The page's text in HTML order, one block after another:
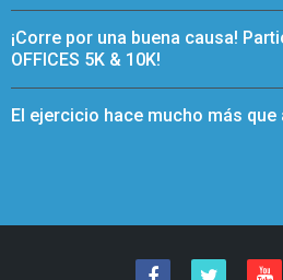
¡Corre por una buena causa!
OFFICES 5K & 10K!
El ejercicio hace mucho más que